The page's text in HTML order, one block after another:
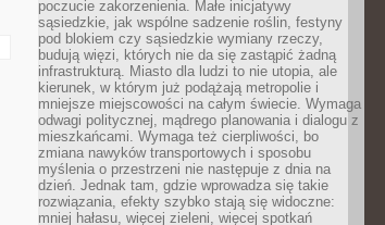
poczucie zakorzenienia. Małe inicjatywy
sąsiedzkie, jak wspólne sadzenie roślin, festyny
pod blokiem czy sąsiedzkie wymiany rzeczy,
budują więzi, których nie da się zastąpić żadną
infrastrukturą. Miasto dla ludzi to nie utopia, ale
kierunek, w którym już podążają metropolie i
mniejsze miejscowości na całym świecie. Wymaga
odwagi politycznej, mądrego planowania i dialogu z
mieszkańcami. Wymaga też cierpliwości, bo
zmiana nawyków transportowych i sposobu
myślenia o przestrzeni nie następuje z dnia na
dzień. Jednak tam, gdzie wprowadza się takie
rozwiązania, efekty szybko stają się widoczne:
mniej hałasu, więcej zieleni, więcej spotkań